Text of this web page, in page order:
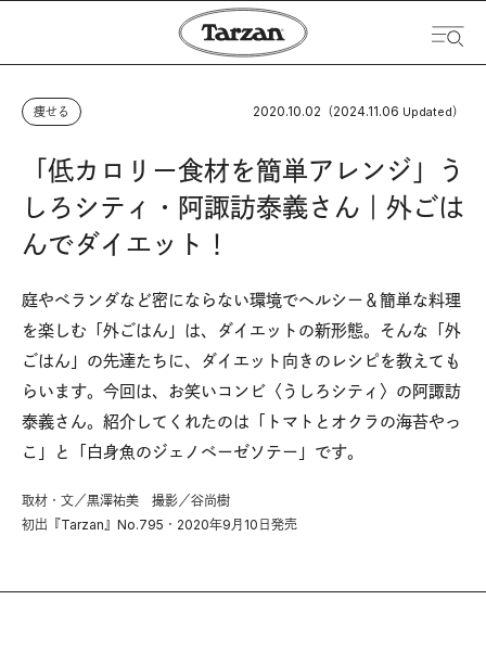
痩せる 2020.10.02 （2024.11.06 Updated）
「低カロリー食材を簡単アレンジ」う
しろシティ・阿諏訪泰義さん｜外ごは
んでダイエット！
庭やベランダなど密にならない環境でヘルシー＆簡単な料理
を楽しむ「外ごはん」は、ダイエットの新形態。そんな「外
ごはん」の先達たちに、ダイエット向きのレシピを教えても
らいます。今回は、お笑いコンビ〈うしろシティ〉の阿諏訪
泰義さん。紹介してくれたのは「トマトとオクラの海苔やっ
こ」と「白身魚のジェノベーゼソテー」です。
取材・文／黒澤祐美 撮影／谷尚樹
初出『Tarzan』No.795・2020年9月10日発売